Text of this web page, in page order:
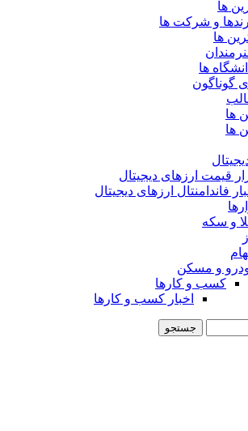
ها
و شرکت ها
ها
ها
گوناگون
قیمت ارزهای دیجیتال
فاندامنتال ارزهای دیجیتال
و سکه
و مسکن
کسب و کارها
اخبار کسب و کارها